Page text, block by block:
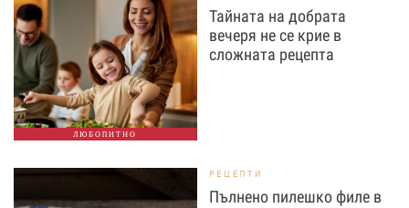
ЛЮБОПИТНО
Тайната на добрата
вечеря не се крие в
сложната рецепта
РЕЦЕПТИ
Пълнено пилешко филе в